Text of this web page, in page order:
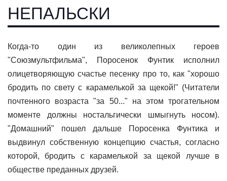
НЕПАЛЬСКИ
Когда-то один из великолепных героев
"Союзмультфильма", Поросенок Фунтик исполнил
олицетворяющую счастье песенку про то, как "хорошо
бродить по свету с карамелькой за щекой!" (Читатели
почтенного возраста "за 50..." на этом трогательном
моменте должны ностальгически шмыгнуть носом).
"Домашний" пошел дальше Поросенка Фунтика и
выдвинул собственную концепцию счастья, согласно
которой, бродить с карамелькой за щекой лучше в
обществе преданных друзей.